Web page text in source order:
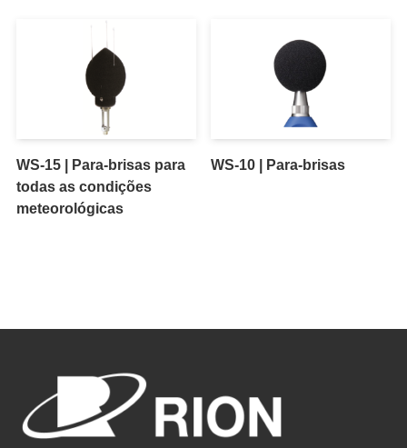
WS-15 | Para-brisas para
todas as condições
meteorológicas
WS-10 | Para-brisas